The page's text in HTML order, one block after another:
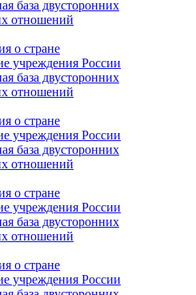
база двусторонних
отношений
о стране
учреждения России
база двусторонних
отношений
о стране
учреждения России
база двусторонних
отношений
о стране
учреждения России
база двусторонних
отношений
о стране
учреждения России